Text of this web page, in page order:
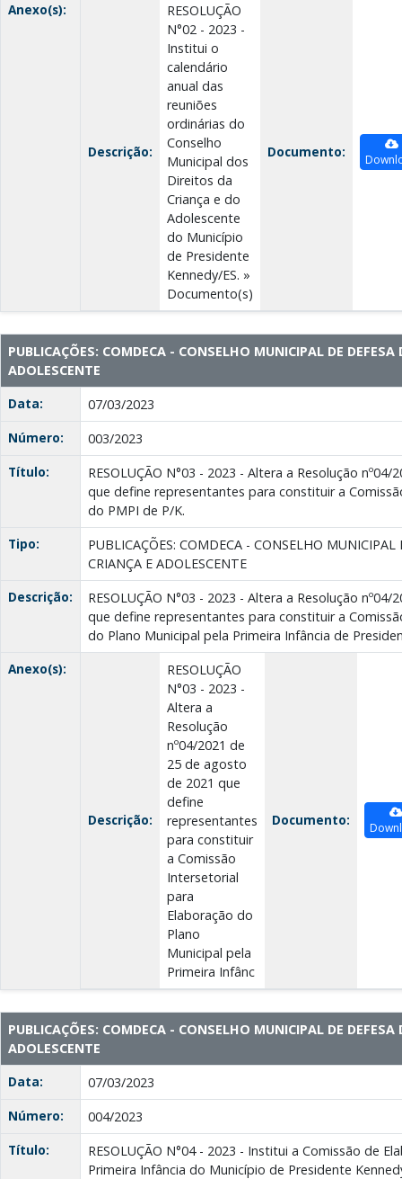
Anexo(s):
Descrição:
RESOLUÇÃO
N°02 - 2023 -
Institui o
calendário
anual das
reuniões
ordinárias do
Conselho
Municipal dos
Direitos da
Criança e do
Adolescente
do Município
de Presidente
Kennedy/ES. »
Documento(s)
Documento:
PUBLICAÇÕES: COMDECA - CONSELHO MUNICIPAL DE
ADOLESCENTE
Data:
07/03/2023
Número:
003/2023
Título:
RESOLUÇÃO N°03 - 2023 - Altera a Resolução
que define representantes para constituir a
do PMPI de P/K.
Tipo:
PUBLICAÇÕES: COMDECA - CONSELHO
CRIANÇA E ADOLESCENTE
Descrição:
RESOLUÇÃO N°03 - 2023 - Altera a Resolução
que define representantes para constituir a
do Plano Municipal pela Primeira Infância de
Anexo(s):
Descrição:
RESOLUÇÃO
N°03 - 2023 -
Altera a
Resolução
nº04/2021 de
25 de agosto
de 2021 que
define
representantes
para constituir
a Comissão
Intersetorial
para
Elaboração do
Plano
Municipal pela
Primeira Infânc
Documento:
PUBLICAÇÕES: COMDECA - CONSELHO MUNICIPAL DE
ADOLESCENTE
Data:
07/03/2023
Número:
004/2023
Título:
RESOLUÇÃO N°04 - 2023 - Institui a Comissão de
Primeira Infância do Município de Presidente